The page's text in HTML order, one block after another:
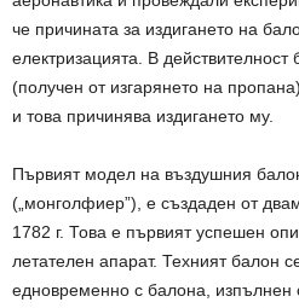
че причината за издигането на
електризацията. В действителност
(получен от изгарянето на
и това причинява издигането му.
Първият модел на въздушния
(„монголфиер”), е създаден от
1782 г. Това е първият успешен
летателен апарат. Техният балон
едновременно с балона, изпълнен